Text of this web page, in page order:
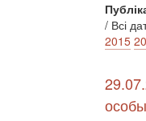
/ Всі
2015